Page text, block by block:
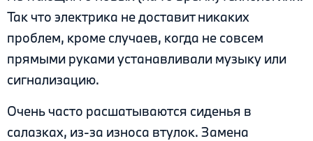
Так что электрика не доставит никаких
проблем, кроме случаев, когда не совсем
прямыми руками устанавливали музыку или
сигнализацию.
Очень часто расшатываются сиденья в
салазках, из-за износа втулок. Замена